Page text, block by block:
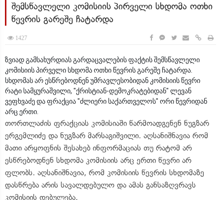
შემსწავლელი კომისიის პირველი სხდომა ოთხი
წევრის გარეშე ჩატარდა
1427
ზვიად გამსახურდიას გარდაცვალების ფაქტის შემსწავლელი
კომისიის პირველი სხდომა ოთხი წევრის გარეშე ჩატარდა.
სხდომას არ ესწრებოდნენ უმრავლესობიდან კომისიის წევრი
რატი სამყურაშვილი, "ქრისტიან-დემოკრატებიდან" ლევან
ვეფხვაძე და ფრაქცია "ძლიერი საქართველოს" ორი წევრიდან
არც ერთი.
თორთლაძის ფრაქციას კომისიაში წარმოადგენენ ნუგზარ
ერგემლიძე და ნუგზარ მარსაგიშვილი. აღსანიშნავია რომ
მათი არყოფნის შესახებ ინფორმაციას თუ რატომ არ
ესწრებოდნენ სხდომა კომისიის არც ერთი წევრი არ
ფლობს. აღსანიშნავია, რომ კომისიის წევრის სხდომაზე
დასწრება არის სავალდებულო და ამას განსაზღვრავს
კომისიის დებულება.